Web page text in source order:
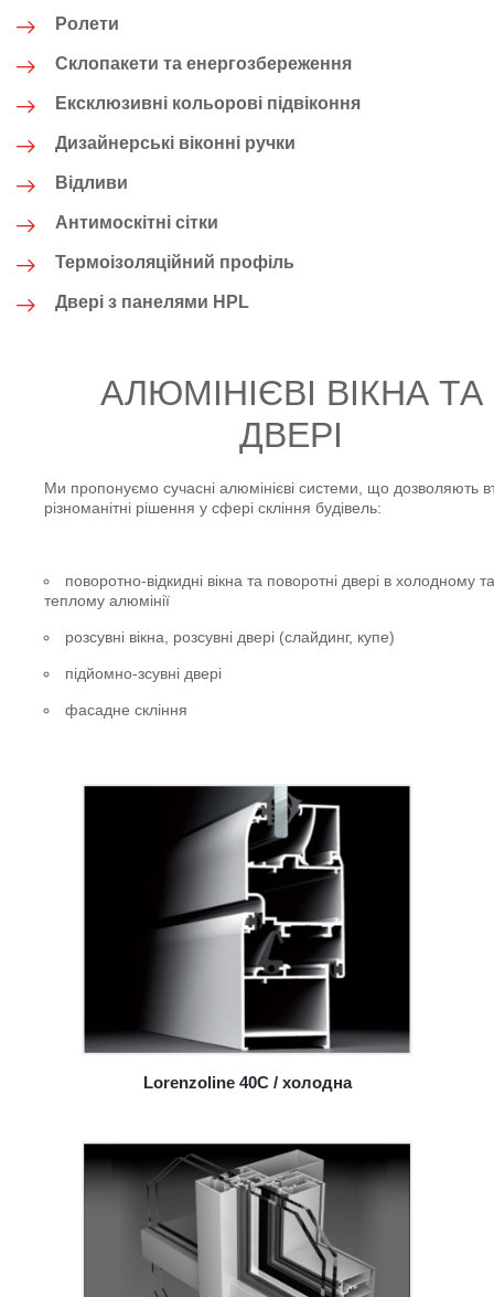
Ролети
Склопакети та енергозбереження
Ексклюзивні кольорові підвіконня
Дизайнерські віконні ручки
Відливи
Антимоскітні сітки
Термоізоляційний профіль
Двері з панелями HPL
АЛЮМІНІЄВІ ВІКНА ТА
ДВЕРІ
Ми пропонуємо сучасні алюмінієві системи, що дозволяють
різноманітні рішення у сфері скління будівель:
поворотно-відкидні вікна та поворотні двері в холодному та
теплому алюмінії
розсувні вікна, розсувні двері (слайдинг, купе)
підйомно-зсувні двері
фасадне скління
Lorenzoline 40С / холодна